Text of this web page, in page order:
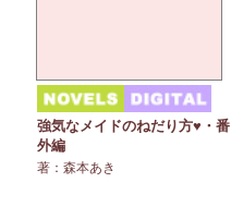
強気なメイドのねだり方♥・番
外編
著：森本あき